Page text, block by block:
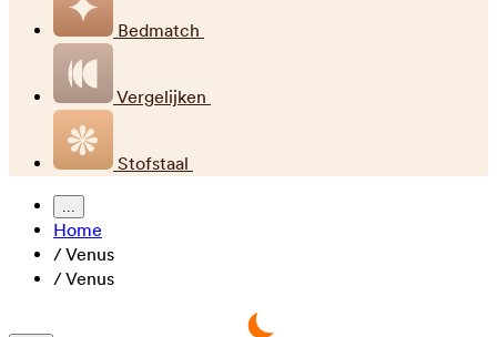
Bedmatch
Vergelijken
Stofstaal
...
Home
/Venus
/Venus